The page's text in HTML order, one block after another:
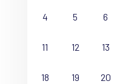
4 5 6
11 12 13
18 19 20